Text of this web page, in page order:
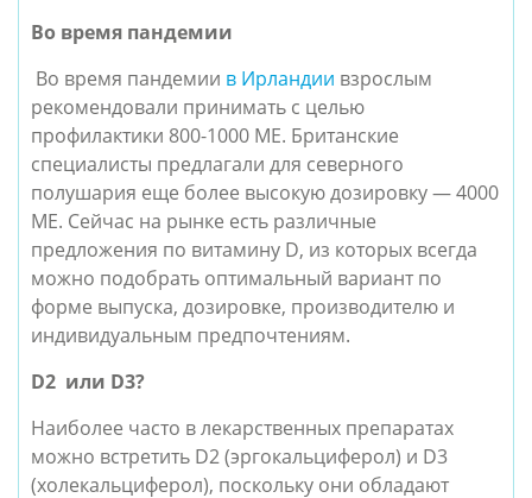
Во время пандемии
Во время пандемии в Ирландии взрослым
рекомендовали принимать с целью
профилактики 800-1000 МЕ. Британские
специалисты предлагали для северного
полушария еще более высокую дозировку — 4000
МЕ. Сейчас на рынке есть различные
предложения по витамину D, из которых всегда
можно подобрать оптимальный вариант по
форме выпуска, дозировке, производителю и
индивидуальным предпочтениям.
D2 или D3?
Наиболее часто в лекарственных препаратах
можно встретить D2 (эргокальциферол) и D3
(холекальциферол), поскольку они обладают